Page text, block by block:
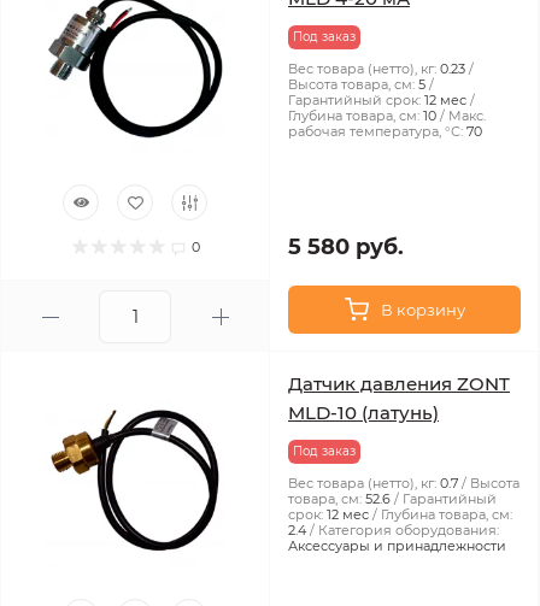
0
Под заказ
Вес товара (нетто), кг: 0.23
Высота товара, см: 5
Гарантийный срок: 12 мес
Глубина товара, см: 10
Макс.
рабочая температура, °С: 70
5 580 руб.
В корзину
Датчик давления ZONT
MLD-10 (латунь)
Под заказ
Вес товара (нетто), кг: 0.7
Высота
товара, см: 52.6
Гарантийный
срок: 12 мес
Глубина товара, см:
2.4
Категория оборудования:
Аксессуары и принадлежности